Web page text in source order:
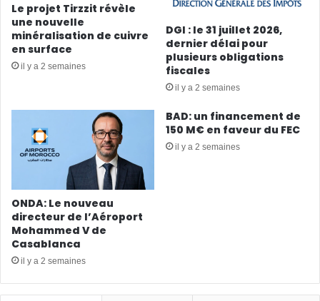
Le projet Tirzzit révèle
une nouvelle
minéralisation de cuivre
en surface
il y a 2 semaines
DGI : le 31 juillet 2026,
dernier délai pour
plusieurs obligations
fiscales
il y a 2 semaines
ONDA: Le nouveau
directeur de l’Aéroport
Mohammed V de
Casablanca
il y a 2 semaines
BAD: un financement de
150 M€ en faveur du FEC
il y a 2 semaines